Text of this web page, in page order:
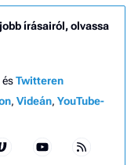
írásairól, olvassa
ésTwitteren
, Videán, YouTube-